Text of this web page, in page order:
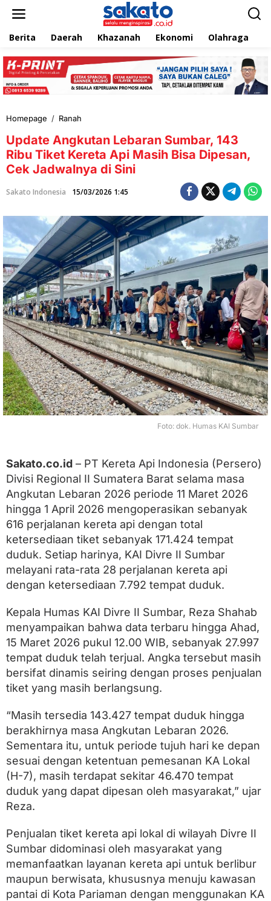
e
k
Berita Daerah Khazanah Ekonomi Olahraga
Homepage / Ranah
d
a
t
e
n
k
u
t
a
n
L
e
b
a
r
a
n
S
u
m
b
a
r
,
u
T
i
k
e
t
K
e
e
a
p
M
a
s
i
i
s
D
p
s
C
e
k
a
d
Update Angkutan Lebaran Sumbar, 143
Ribu Tiket Kereta Api Masih Bisa Dipesan,
Cek Jadwalnya di Sini
Sakato Indonesia 15/03/2026 1:45
Foto: dok. Humas KAI Sumbar
Sakato.co.id – PT Kereta Api Indonesia (Persero)
Divisi Regional II Sumatera Barat selama masa
Angkutan Lebaran 2026 periode 11 Maret 2026
hingga 1 April 2026 mengoperasikan sebanyak
616 perjalanan kereta api dengan total
ketersediaan tiket sebanyak 171.424 tempat
duduk. Setiap harinya, KAI Divre II Sumbar
melayani rata-rata 28 perjalanan kereta api
dengan ketersediaan 7.792 tempat duduk.
Kepala Humas KAI Divre II Sumbar, Reza Shahab
menyampaikan bahwa data terbaru hingga Ahad,
15 Maret 2026 pukul 12.00 WIB, sebanyak 27.997
tempat duduk telah terjual. Angka tersebut masih
bersifat dinamis seiring dengan proses penjualan
tiket yang masih berlangsung.
“Masih tersedia 143.427 tempat duduk hingga
berakhirnya masa Angkutan Lebaran 2026.
Sementara itu, untuk periode tujuh hari ke depan
sesuai dengan ketentuan pemesanan KA Lokal
(H-7), masih terdapat sekitar 46.470 tempat
duduk yang dapat dipesan oleh masyarakat,” ujar
Reza.
Penjualan tiket kereta api lokal di wilayah Divre II
Sumbar didominasi oleh masyarakat yang
memanfaatkan layanan kereta api untuk berlibur
maupun berwisata, khususnya menuju kawasan
pantai di Kota Pariaman dengan menggunakan KA